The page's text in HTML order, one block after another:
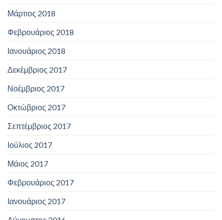
Μάρτιος 2018
Φεβρουάριος 2018
Ιανουάριος 2018
Δεκέμβριος 2017
Νοέμβριος 2017
Οκτώβριος 2017
Σεπτέμβριος 2017
Ιούλιος 2017
Μάιος 2017
Φεβρουάριος 2017
Ιανουάριος 2017